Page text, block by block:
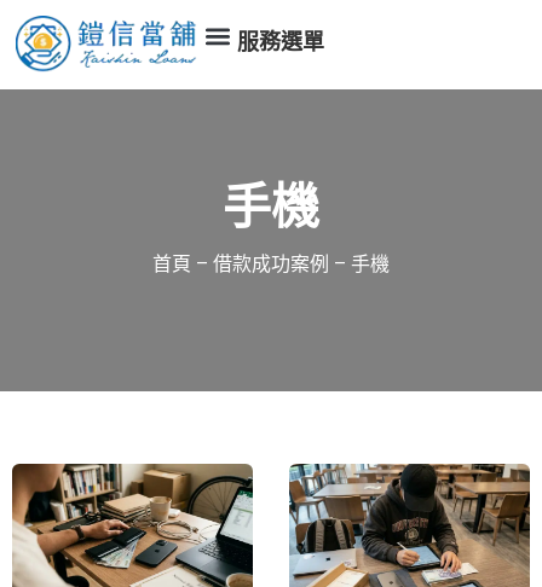
服務選單
手機
首頁 – 借款成功案例 – 手機